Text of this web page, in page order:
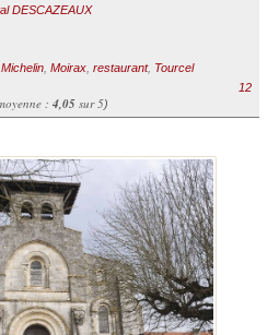
DESCAZEAUX
Michelin, Moirax, restaurant, Tourcel
: 4,05sur 5)
12